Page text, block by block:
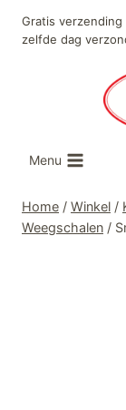
naar
Gratis
zelfde dag
Menu
Home / Winkel /
Weegschalen /